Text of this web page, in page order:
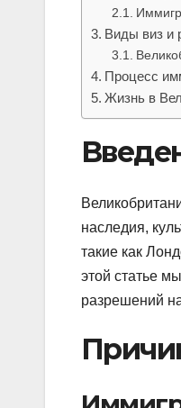
Виды виз и
Процесс
Жизнь в
наследия,
такие как
этой статье
разрешений